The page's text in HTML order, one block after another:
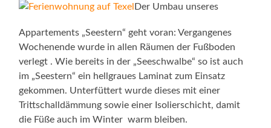
Der Umbau unseres
Appartements „Seestern“ geht voran: Vergangenes
Wochenende wurde in allen Räumen der Fußboden
verlegt . Wie bereits in der „Seeschwalbe“ so ist auch
im „Seestern“ ein hellgraues Laminat zum Einsatz
gekommen. Unterfüttert wurde dieses mit einer
Trittschalldämmung sowie einer Isolierschicht, damit
die Füße auch im Winter warm bleiben.